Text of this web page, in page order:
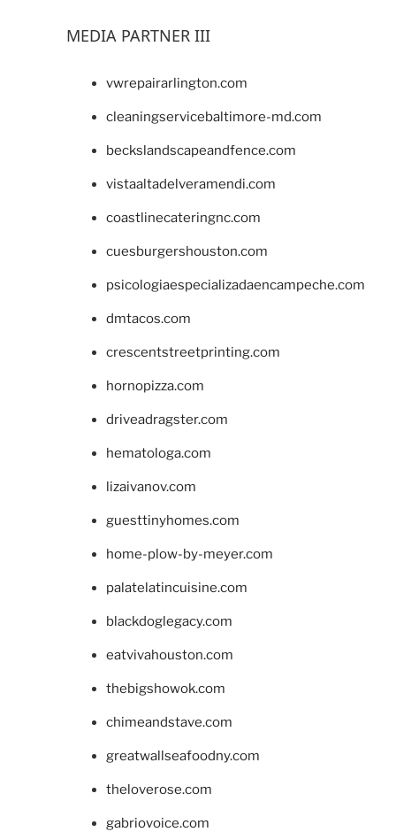
MEDIA PARTNER III
vwrepairarlington.com
cleaningservicebaltimore-md.com
beckslandscapeandfence.com
vistaaltadelveramendi.com
coastlinecateringnc.com
cuesburgershouston.com
psicologiaespecializadaencampeche.com
dmtacos.com
crescentstreetprinting.com
hornopizza.com
driveadragster.com
hematologa.com
lizaivanov.com
guesttinyhomes.com
home-plow-by-meyer.com
palatelatincuisine.com
blackdoglegacy.com
eatvivahouston.com
thebigshowok.com
chimeandstave.com
greatwallseafoodny.com
theloverose.com
gabriovoice.com